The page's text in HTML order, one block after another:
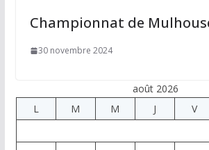
Championnat de
30 novembre 2024
août 2026
L
M M J V